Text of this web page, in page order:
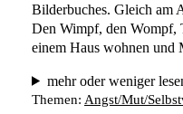
Bilderbuches. Gleich am
Den Wimpf, den Wompf,
einem Haus wohnen und
mehr oder weniger
Themen: Angst/Mut/